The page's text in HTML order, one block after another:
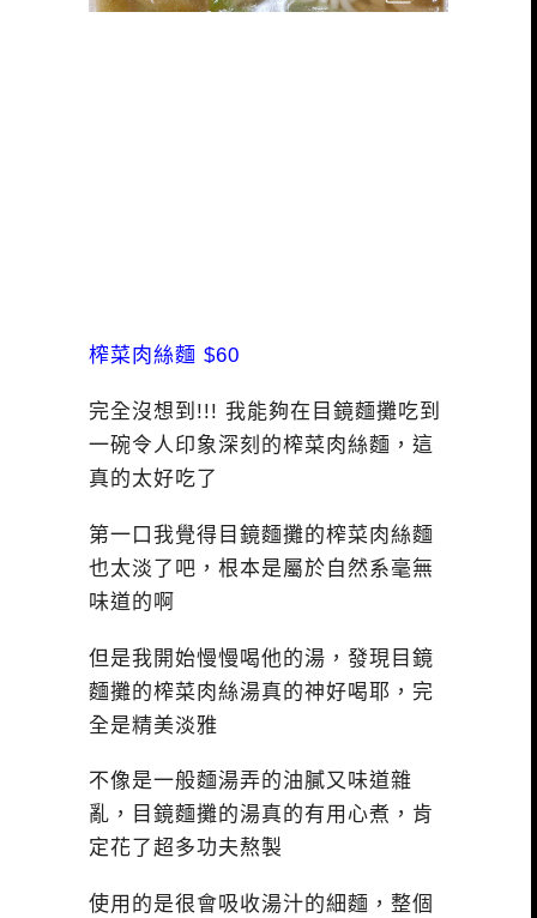
榨菜肉絲麵 $60
完全沒想到!!! 我能夠在目鏡麵攤吃到
一碗令人印象深刻的榨菜肉絲麵，這
真的太好吃了
第一口我覺得目鏡麵攤的榨菜肉絲麵
也太淡了吧，根本是屬於自然系毫無
味道的啊
但是我開始慢慢喝他的湯，發現目鏡
麵攤的榨菜肉絲湯真的神好喝耶，完
全是精美淡雅
不像是一般麵湯弄的油膩又味道雜
亂，目鏡麵攤的湯真的有用心煮，肯
定花了超多功夫熬製
使用的是很會吸收湯汁的細麵，整個